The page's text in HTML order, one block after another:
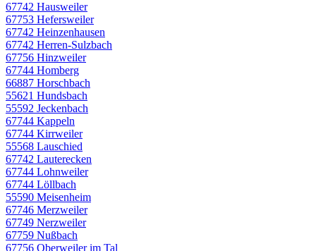
67742 Hausweiler
67753 Hefersweiler
67742 Heinzenhausen
67742 Herren-Sulzbach
67756 Hinzweiler
67744 Homberg
66887 Horschbach
55621 Hundsbach
55592 Jeckenbach
67744 Kappeln
67744 Kirrweiler
55568 Lauschied
67742 Lauterecken
67744 Lohnweiler
67744 Löllbach
55590 Meisenheim
67746 Merzweiler
67749 Nerzweiler
67759 Nußbach
67756 Oberweiler im Tal